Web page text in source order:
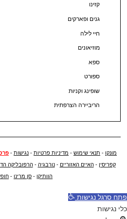
קזינו
גנים ופארקים
חיי לילה
מוזיאונים
ספא
ספורט
שופינג וקניות
הריביירה הצרפתית
מונקו - תנאי שימוש - מדיניות פרטיות - נגישות -
קפריסין -האיים האזוריים -נורבגיה -הרפובליקה
הוותיקן - סן מרינו -
פתח סרגל נגישות
כלי נגישות